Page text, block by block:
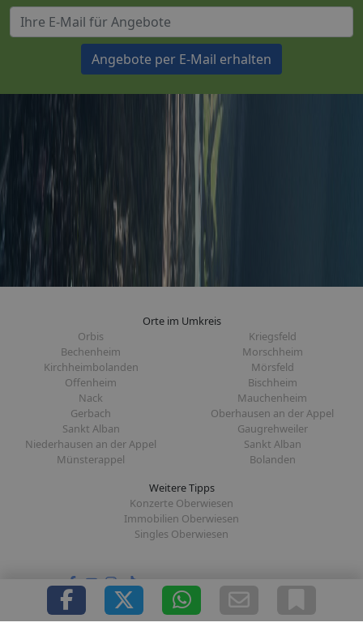
Angebote per E-Mail erhalten
Orte im Umkreis
Orbis
Kriegsfeld
Bechenheim
Morschheim
Kirchheimbolanden
Mörsfeld
Offenheim
Bischheim
Nack
Mauchenheim
Gerbach
Oberhausen an der Appel
Sankt Alban
Gaugrehweiler
Niederhausen an der Appel
Sankt Alban
Münsterappel
Bolanden
Weitere Tipps
Konzerte Oberwiesen
Immobilien Oberwiesen
Singles Oberwiesen